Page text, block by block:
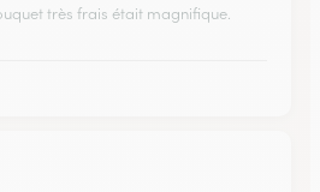
très frais était magnifique.